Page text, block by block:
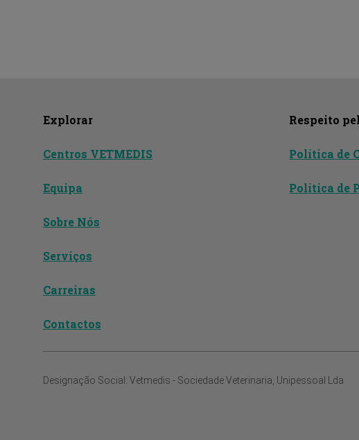
Explorar
Centros VETMEDIS
Equipa
Sobre Nós
Serviços
Carreiras
Contactos
Respeito
Política de
Política de
Designação Social: Vetmedis - Sociedade Veterinaria, Unipessoal Lda